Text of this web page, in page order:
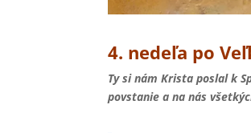
4. nedeľa po
Ty si nám Krista poslal k
povstanie a na nás